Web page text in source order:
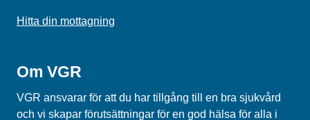
Hitta din mottagning
Om VGR
VGR ansvarar för att du har tillgång till en bra sjukvård
och vi skapar förutsättningar för en god hälsa för alla i